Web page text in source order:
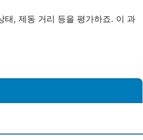
태, 제동 거리 등을 평가하죠. 이 과